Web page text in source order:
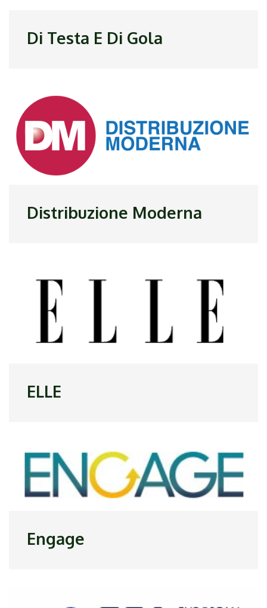
Di Testa E Di Gola
Distribuzione Moderna
ELLE
Engage